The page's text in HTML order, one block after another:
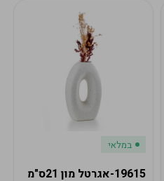
במלאי
19615-אגרטל מון 21ס"מ